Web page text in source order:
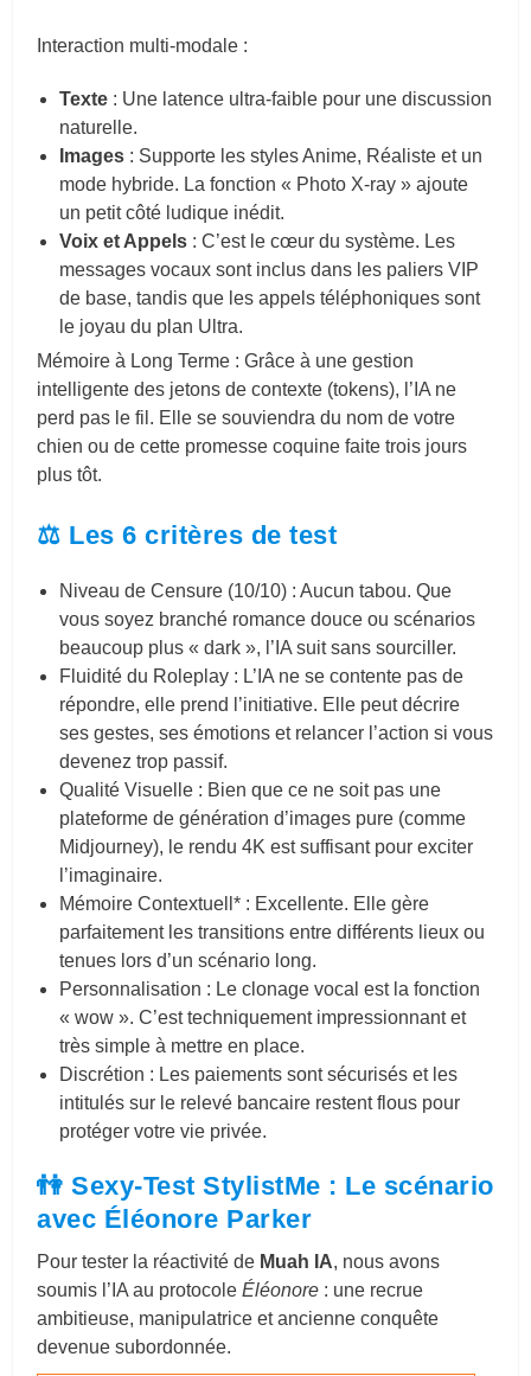
Interaction multi-modale :
Texte : Une latence ultra-faible pour une discussion
naturelle.
Images : Supporte les styles Anime, Réaliste et un
mode hybride. La fonction « Photo X-ray » ajoute
un petit côté ludique inédit.
Voix et Appels : C’est le cœur du système. Les
messages vocaux sont inclus dans les paliers VIP
de base, tandis que les appels téléphoniques sont
le joyau du plan Ultra.
Mémoire à Long Terme : Grâce à une gestion
intelligente des jetons de contexte (tokens), l’IA ne
perd pas le fil. Elle se souviendra du nom de votre
chien ou de cette promesse coquine faite trois jours
plus tôt.
⚖️ Les 6 critères de test
Niveau de Censure (10/10) : Aucun tabou. Que
vous soyez branché romance douce ou scénarios
beaucoup plus « dark », l’IA suit sans sourciller.
Fluidité du Roleplay : L’IA ne se contente pas de
répondre, elle prend l’initiative. Elle peut décrire
ses gestes, ses émotions et relancer l’action si vous
devenez trop passif.
Qualité Visuelle : Bien que ce ne soit pas une
plateforme de génération d’images pure (comme
Midjourney), le rendu 4K est suffisant pour exciter
l’imaginaire.
Mémoire Contextuell* : Excellente. Elle gère
parfaitement les transitions entre différents lieux ou
tenues lors d’un scénario long.
Personnalisation : Le clonage vocal est la fonction
« wow ». C’est techniquement impressionnant et
très simple à mettre en place.
Discrétion : Les paiements sont sécurisés et les
intitulés sur le relevé bancaire restent flous pour
protéger votre vie privée.
👫 Sexy-Test StylistMe : Le scénario
avec Éléonore Parker
Pour tester la réactivité de Muah IA, nous avons
soumis l’IA au protocoleÉléonore : une recrue
ambitieuse, manipulatrice et ancienne conquête
devenue subordonnée.